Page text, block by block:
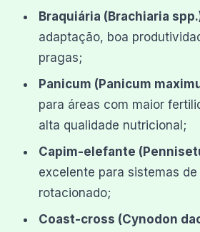
Braquiária (Brachiaria
adaptação, boa
pragas;
Panicum (Panicum
para áreas com maior
alta qualidade nutricional;
Capim-elefante
excelente para sistemas
rotacionado;
Coast-cross (Cynodon